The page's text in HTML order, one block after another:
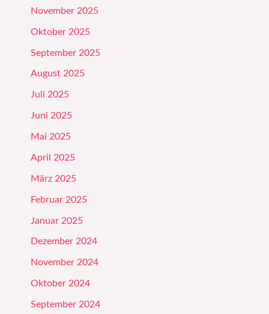
November 2025
Oktober 2025
September 2025
August 2025
Juli 2025
Juni 2025
Mai 2025
April 2025
März 2025
Februar 2025
Januar 2025
Dezember 2024
November 2024
Oktober 2024
September 2024